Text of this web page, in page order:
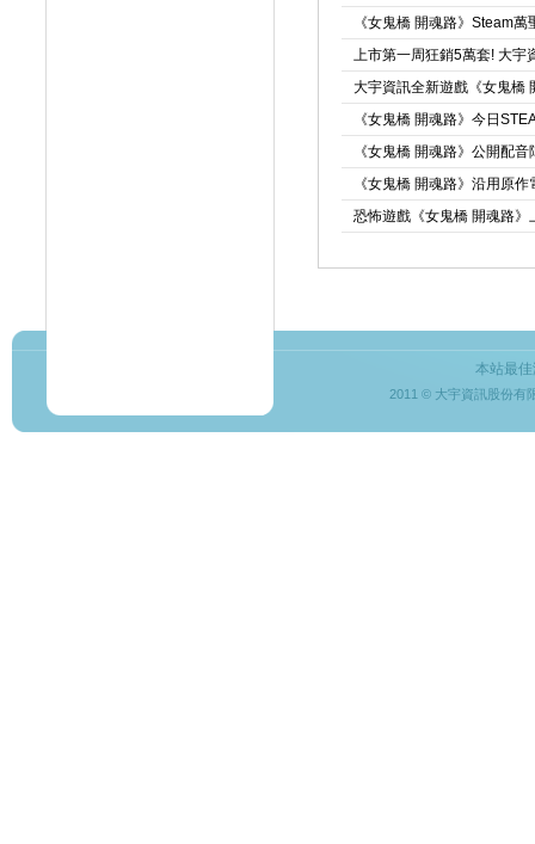
《女鬼橋 開魂路》Steam
上市第一周狂銷5萬套! 大宇
大宇資訊全新遊戲《女鬼橋
《女鬼橋 開魂路》今日
《女鬼橋 開魂路》公開配
《女鬼橋 開魂路》沿用原
恐怖遊戲《女鬼橋 開魂路
本站最
2011 © 大宇資訊股份有